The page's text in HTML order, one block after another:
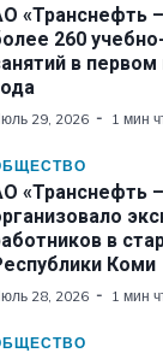
«Транснефть
260
в первом
29, 2026 1 мин
«Транснефть
в
Коми
28, 2026 1 мин